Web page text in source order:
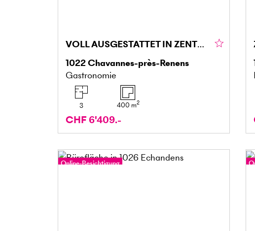
VOLL AUSGESTATTET IN ZENTRALER LAGE
1022Chavannes-près-Renens
Gastronomie
3 400 m2
CHF 6'409.-
Online-Besichtigung